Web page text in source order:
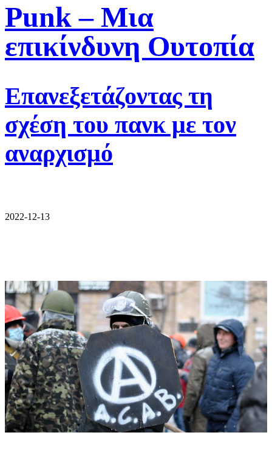
Punk – Μια
επικίνδυνη Ουτοπία
Επανεξετάζοντας τη
σχέση του πανκ με τον
αναρχισμό
2022-12-13